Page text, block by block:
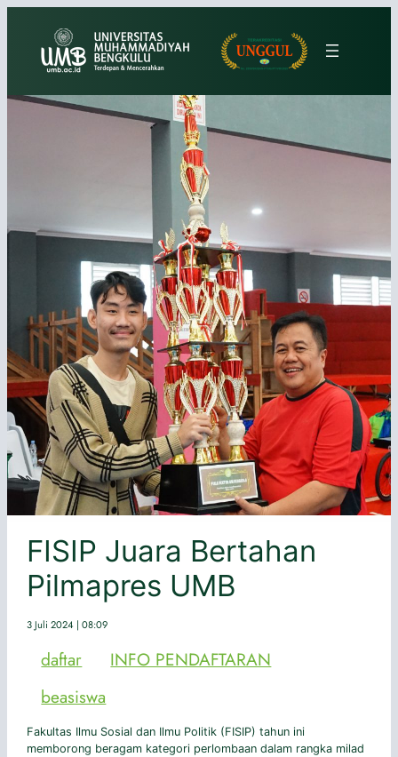
konten
FISIP Juara Bertahan
Pilmapres UMB
3 Juli 2024 | 08:09
daftar
INFO PENDAFTARAN
beasiswa
Fakultas Ilmu Sosial dan Ilmu Politik (FISIP) tahun ini
memborong beragam kategori perlombaan dalam rangka milad